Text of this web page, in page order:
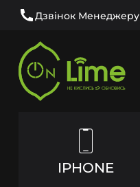
Дзвінок Менеджеру
IPHONE